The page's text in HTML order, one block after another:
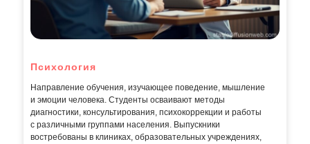
Психология
Направление обучения, изучающее поведение, мышление
и эмоции человека. Студенты осваивают методы
диагностики, консультирования, психокоррекции и работы
с различными группами населения. Выпускники
востребованы в клиниках, образовательных учреждениях,